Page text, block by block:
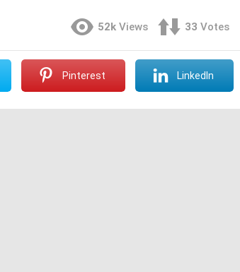
52k Views 33 Votes
Pinterest LinkedIn